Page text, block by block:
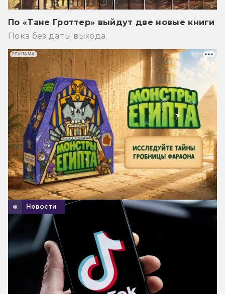
По «Тане Гроттер» выйдут две новые книги
Пока без даты выхода.
Новости
РЕКЛАМА